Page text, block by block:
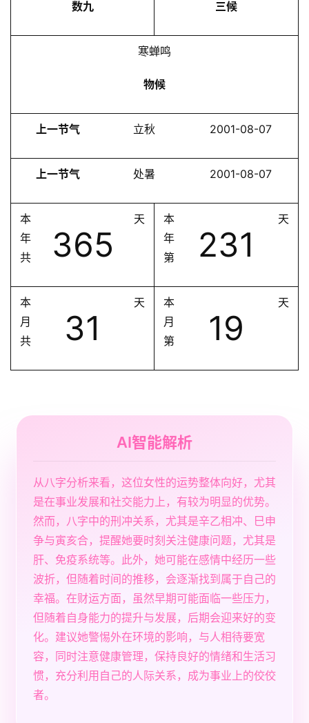
数九 三候
寒蝉鸣
物候
上一节气 立秋 2001-08-07
上一节气 处暑 2001-08-07
本
年
共
365
天
本
年
第
231
天
本
月
共
31
天
本
月
第
19
天
AI智能解析
从八字分析来看，这位女性的运势整体向好，尤其
是在事业发展和社交能力上，有较为明显的优势。
然而，八字中的刑冲关系，尤其是辛乙相冲、巳申
争与寅亥合，提醒她要时刻关注健康问题，尤其是
肝、免疫系统等。此外，她可能在感情中经历一些
波折，但随着时间的推移，会逐渐找到属于自己的
幸福。在财运方面，虽然早期可能面临一些压力，
但随着自身能力的提升与发展，后期会迎来好的变
化。建议她警惕外在环境的影响，与人相待要宽
容，同时注意健康管理，保持良好的情绪和生活习
惯，充分利用自己的人际关系，成为事业上的佼佼
者。